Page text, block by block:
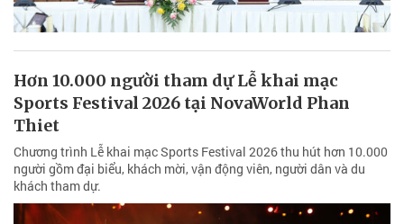
Hơn 10.000 người tham dự Lễ khai mạc
Sports Festival 2026 tại NovaWorld Phan
Thiet
Chương trình Lễ khai mạc Sports Festival 2026 thu hút hơn 10.000
người gồm đại biểu, khách mời, vận động viên, người dân và du
khách tham dự.